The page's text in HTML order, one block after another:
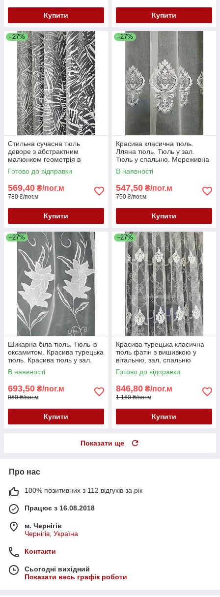
Купити Купити
–27%
Стильна сучасна тюль
деворе з абстрактним
малюнком геометрія в
молочному кольорі
Готово до відправки
569,40 ₴/пог.м
780 ₴/пог.м
Купити
–27%
Красива класична тюль.
Лляна тюль. Тюль у зал.
Тюль у спальню. Мереживна
тюль. Тюль Туреччина.
В наявності
547,50 ₴/пог.м
750 ₴/пог.м
Купити
–27%
Шикарна біла тюль. Тюль із
оксамитом. Красива турецька
тюль. Красива тюль у зал.
Тюль у спальню
В наявності
693,50 ₴/пог.м
950 ₴/пог.м
Купити
–27%
Красива турецька класична
тюль фатін з вишивкою у
вітальню, зал, спальню
купити Україна
Готово до відправки
846,80 ₴/пог.м
1 160 ₴/пог.м
Купити
Показати ще
Про нас
100% позитивних з 112 відгуків за рік
Працює з 16.08.2018
м. Чернігів
Чернігів, Україна
Контакти
Сьогодні вихідний
Показати весь графік роботи